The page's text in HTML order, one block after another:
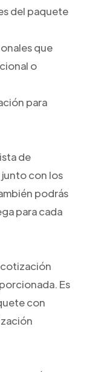
del paquete
que
o
para
de
con los
podrás
para cada
cotización
Es
con